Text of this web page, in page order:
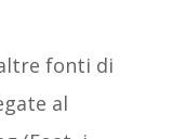
fonti di
al